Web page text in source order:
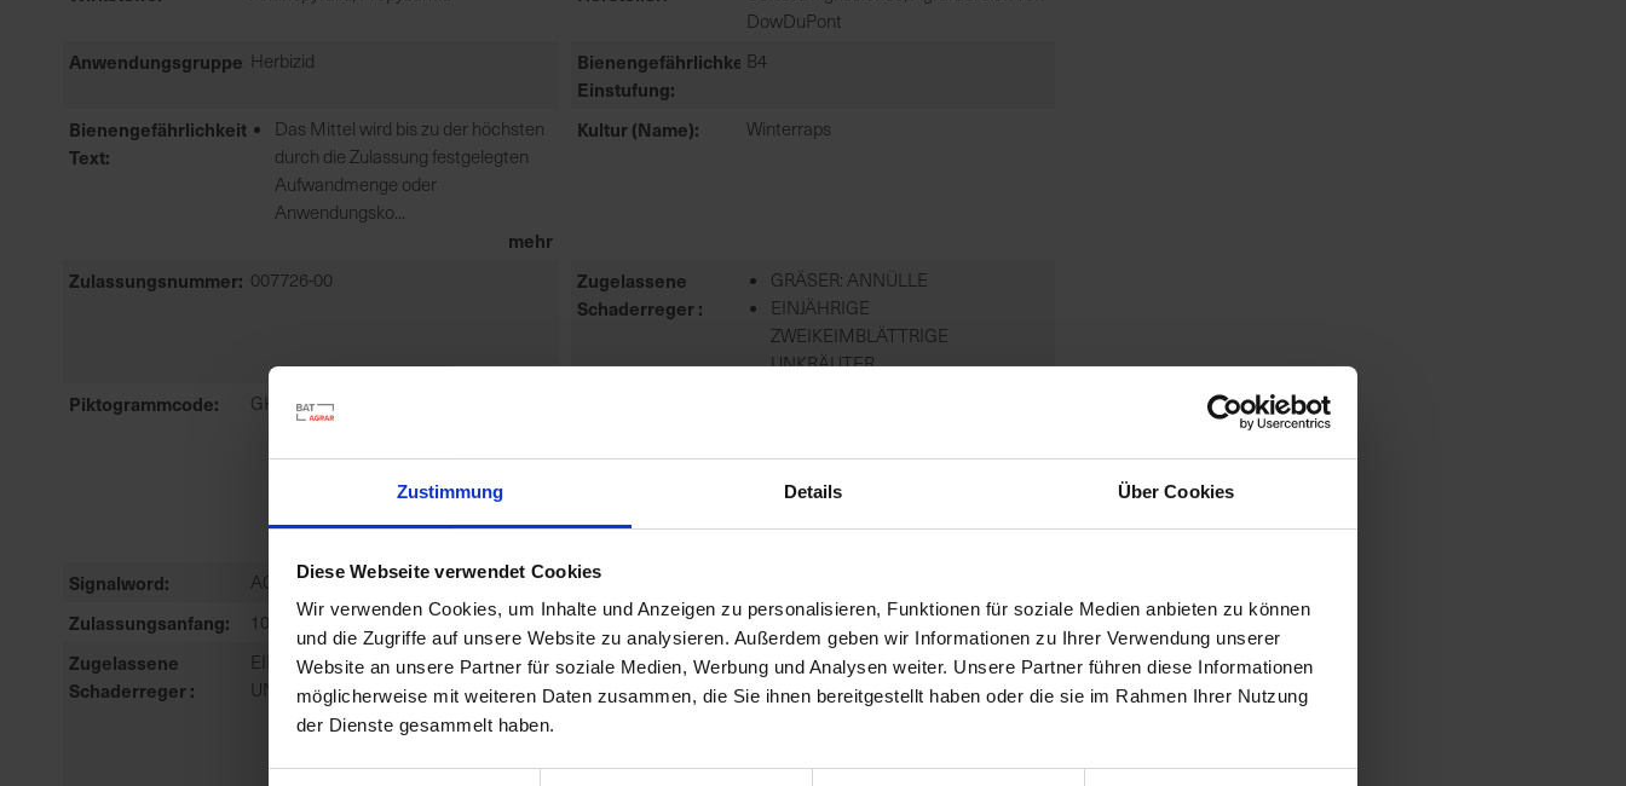
Zustimmung Details Über Cookies
Diese Webseite verwendet Cookies
Wir verwenden Cookies, um Inhalte und Anzeigen zu personalisieren, Funktionen für soziale Medien anbieten zu können
und die Zugriffe auf unsere Website zu analysieren. Außerdem geben wir Informationen zu Ihrer Verwendung unserer
Website an unsere Partner für soziale Medien, Werbung und Analysen weiter. Unsere Partner führen diese Informationen
möglicherweise mit weiteren Daten zusammen, die Sie ihnen bereitgestellt haben oder die sie im Rahmen Ihrer Nutzung
der Dienste gesammelt haben.
DowDuPont
Anwendungsgruppe Herbizid
Bienengefährlichkeit
Einstufung
B4
Bienengefährlichkeit
Text
Das Mittel wird bis zu der höchsten
durch die Zulassung festgelegten
Aufwandmenge oder
Anwendungsko...
mehr
Kultur (Name) Winterraps
Zulassungsnummer 007726-00
Zugelassene
Schaderreger
GRÄSER: ANNÜLLE
EINJÄHRIGE
ZWEIKEIMBLÄTTRIGE
UNKRÄUTER
Piktogrammcode GHS08, GHS09
HERVORRUFEN.
EUH401-ZUR VERMEIDUNG VON
Signalword
ACHTUNG Zulassungsende
Zulassungsanfang 10.09.2014 Zulassungsstatus Zugelassen
Zugelassene
Schaderreger
EINJÄHRIGE ZWEIKEIMBLÄTTRIGE
UNKRÄUTER, GRÄSER: ANNÜLLE
AnwendungsbestimmungenNB6641-DAS MITTEL WIRD BIS ZU
DER HÖCHSTEN DURCH DIE
ANWEN...